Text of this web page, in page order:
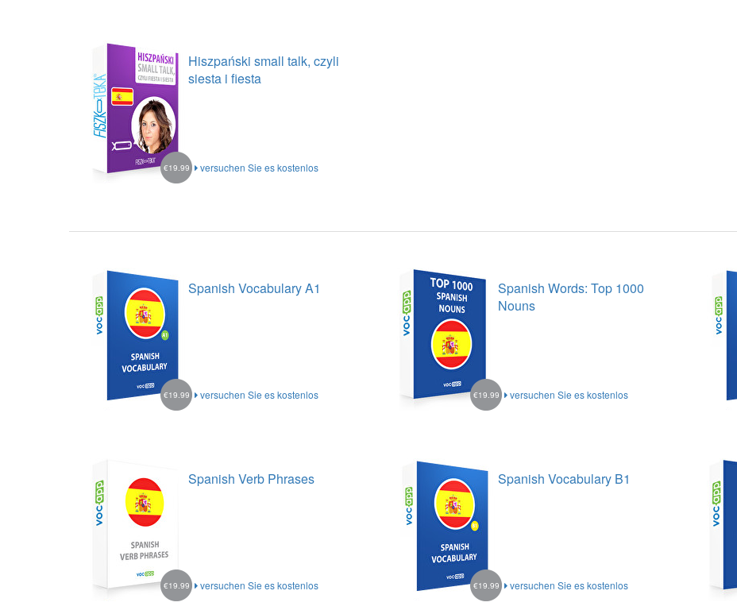
Hiszpański small talk, czyli
siesta i fiesta
versuchen Sie es kostenlos
€19.99
Spanish Vocabulary A1
versuchen Sie es kostenlos
€19.99
Spanish Words: Top 1000
Nouns
versuchen Sie es kostenlos
€19.99
Spanish Verb Phrases
versuchen Sie es kostenlos
€19.99
Spanish Vocabulary B1
versuchen Sie es kostenlos
€19.99